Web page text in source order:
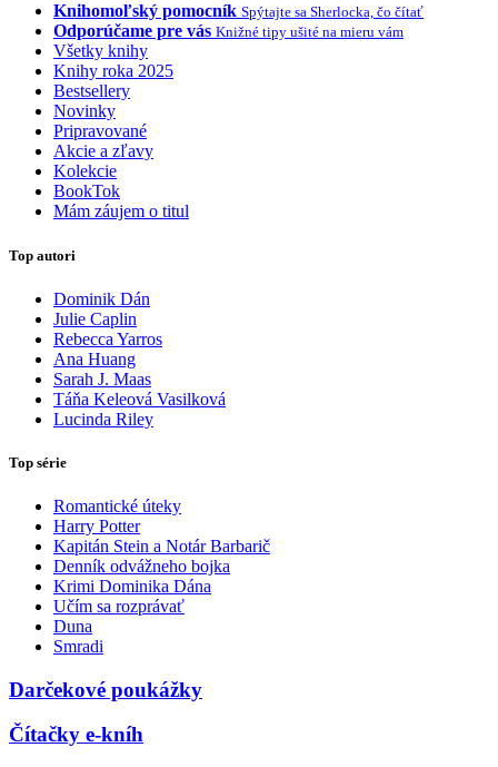
Knihomoľský pomocník Spýtajte sa Sherlocka, čo čítať
Odporúčame pre vás Knižné tipy ušité na mieru vám
Všetky knihy
Knihy roka 2025
Bestsellery
Novinky
Pripravované
Akcie a zľavy
Kolekcie
BookTok
Mám záujem o titul
Top autori
Dominik Dán
Julie Caplin
Rebecca Yarros
Ana Huang
Sarah J. Maas
Táňa Keleová Vasilková
Lucinda Riley
Top série
Romantické úteky
Harry Potter
Kapitán Stein a Notár Barbarič
Denník odvážneho bojka
Krimi Dominika Dána
Učím sa rozprávať
Duna
Smradi
Darčekové poukážky
Čítačky e-kníh